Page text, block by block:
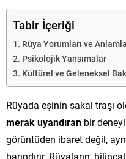
Tabir İçeriği
Rüya Yorumları ve
Psikolojik Yansımalar
Kültürel ve Geleneksel
Rüyada eşinin sakal traşı
merak uyandıran bir
görüntüden ibaret değil,
barındırır. Rüyaların,